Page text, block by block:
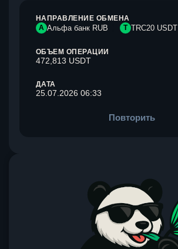
НАПРАВЛЕНИЕ ОБМЕНА
А Альфа банк RUB T TRC20 USDT
ОБЪЕМ ОПЕРАЦИИ
472,813 USDT
ДАТА
25.07.2026 06:33
Повторить